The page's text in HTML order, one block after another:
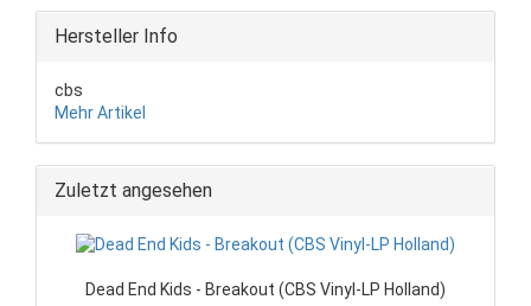
Hersteller Info
cbs
Mehr Artikel
Zuletzt angesehen
Dead End Kids - Breakout (CBS Vinyl-LP Holland)